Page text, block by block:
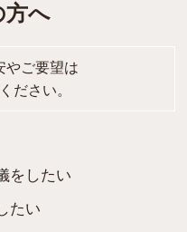
方へ
やご要望は
ださい。
をしたい
たい